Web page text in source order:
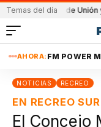
Temas del día
de Unión y Lanús
AHORA: FM POWER
NOTICIAS RECREO
EN RECREO SUR
El Concejo